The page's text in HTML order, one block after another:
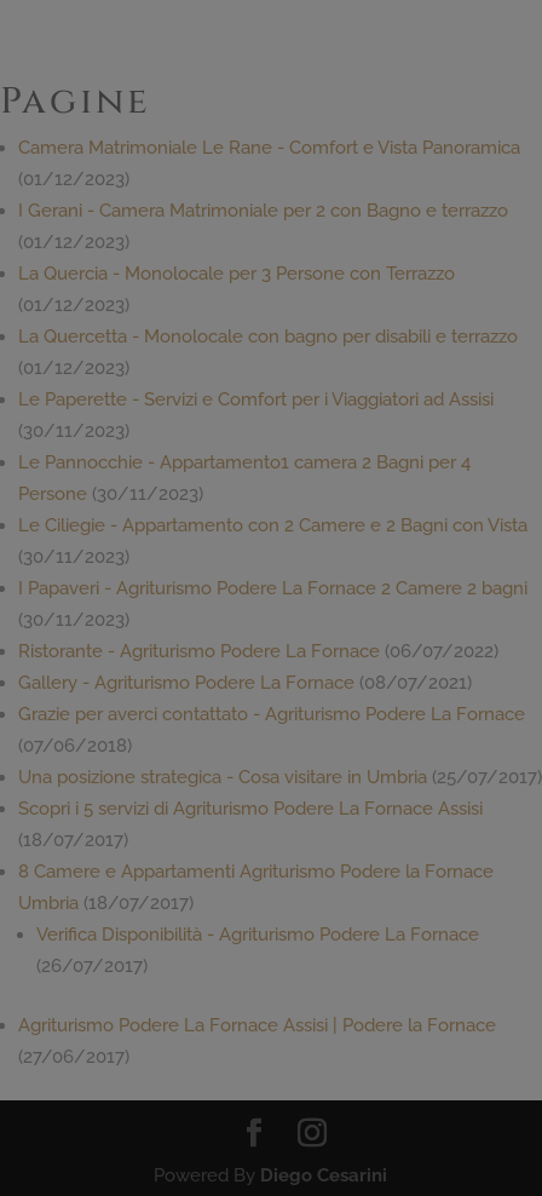
Pagine
Camera Matrimoniale Le Rane - Comfort e Vista Panoramica
(01/12/2023)
I Gerani - Camera Matrimoniale per 2 con Bagno e terrazzo
(01/12/2023)
La Quercia - Monolocale per 3 Persone con Terrazzo
(01/12/2023)
La Quercetta - Monolocale con bagno per disabili e terrazzo
(01/12/2023)
Le Paperette - Servizi e Comfort per i Viaggiatori ad Assisi
(30/11/2023)
Le Pannocchie - Appartamento1 camera 2 Bagni per 4
Persone (30/11/2023)
Le Ciliegie - Appartamento con 2 Camere e 2 Bagni con Vista
(30/11/2023)
I Papaveri - Agriturismo Podere La Fornace 2 Camere 2 bagni
(30/11/2023)
Ristorante - Agriturismo Podere La Fornace (06/07/2022)
Gallery - Agriturismo Podere La Fornace (08/07/2021)
Grazie per averci contattato - Agriturismo Podere La Fornace
(07/06/2018)
Una posizione strategica - Cosa visitare in Umbria (25/07/2017)
Scopri i 5 servizi di Agriturismo Podere La Fornace Assisi
(18/07/2017)
8 Camere e Appartamenti Agriturismo Podere la Fornace
Umbria (18/07/2017)
Verifica Disponibilità - Agriturismo Podere La Fornace
(26/07/2017)
Agriturismo Podere La Fornace Assisi | Podere la Fornace
(27/06/2017)
Powered By Diego Cesarini